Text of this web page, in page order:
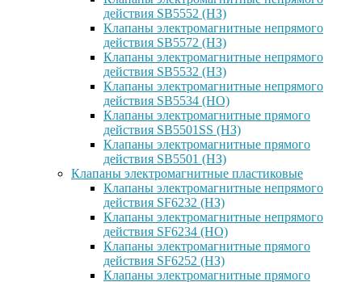
действия SB5552 (НЗ)
Клапаны электромагнитные непрямого
действия SB5572 (НЗ)
Клапаны электромагнитные непрямого
действия SB5532 (НЗ)
Клапаны электромагнитные непрямого
действия SB5534 (НО)
Клапаны электромагнитные прямого
действия SB5501SS (НЗ)
Клапаны электромагнитные прямого
действия SB5501 (НЗ)
Клапаны электромагнитные пластиковые
Клапаны электромагнитные непрямого
действия SF6232 (НЗ)
Клапаны электромагнитные непрямого
действия SF6234 (НО)
Клапаны электромагнитные прямого
действия SF6252 (НЗ)
Клапаны электромагнитные прямого